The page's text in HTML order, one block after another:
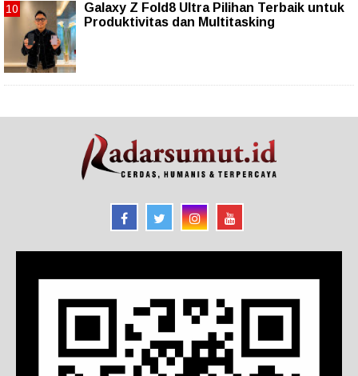
Galaxy Z Fold8 Ultra Pilihan Terbaik untuk
Produktivitas dan Multitasking